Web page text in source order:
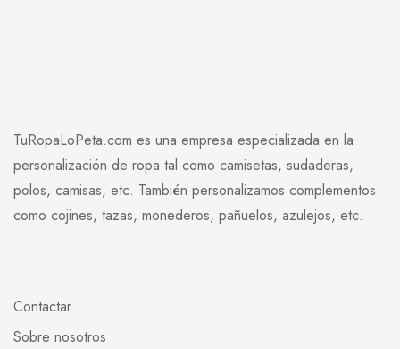
TuRopaLoPeta.com es una empresa especializada en la
personalización de ropa tal como camisetas, sudaderas,
polos, camisas, etc. También personalizamos complementos
como cojines, tazas, monederos, pañuelos, azulejos, etc.
Contactar
Sobre nosotros